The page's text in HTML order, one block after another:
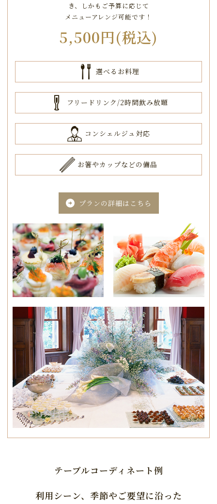
き、
しかもご予算に応じて
メニューアレンジ可能です！
5,500円(税込)
選べるお料理
フリードリンク/2時間飲み放題
コンシェルジュ対応
お箸やカップなどの備品
 プランの詳細はこちら
テーブルコーディネート例
利用シーン、季節やご要望に沿った